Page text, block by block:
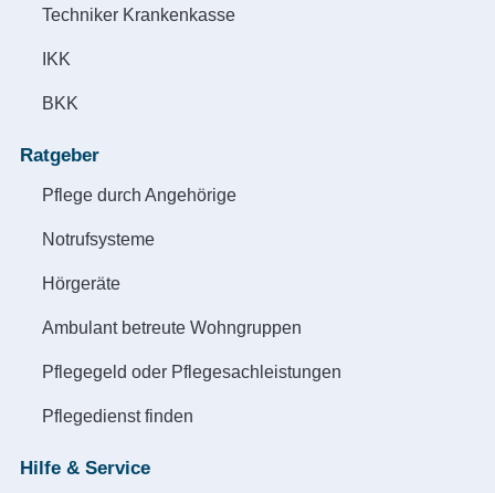
Techniker Krankenkasse
IKK
BKK
Ratgeber
Pflege durch Angehörige
Notrufsysteme
Hörgeräte
Ambulant betreute Wohngruppen
Pflegegeld oder Pflegesachleistungen
Pflegedienst finden
Hilfe & Service